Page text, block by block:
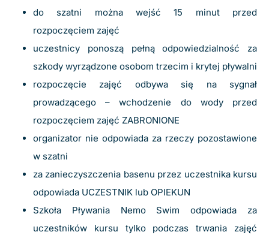
do szatni można wejść 15 minut przed
rozpoczęciem zajęć
uczestnicy ponoszą pełną odpowiedzialność za
szkody wyrządzone osobom trzecim i krytej pływalni
rozpoczęcie zajęć odbywa się na sygnał
prowadzącego – wchodzenie do wody przed
rozpoczęciem zajęć ZABRONIONE
organizator nie odpowiada za rzeczy pozostawione
w szatni
za zanieczyszczenia basenu przez uczestnika kursu
odpowiada UCZESTNIK lub OPIEKUN
Szkoła Pływania Nemo Swim odpowiada za
uczestników kursu tylko podczas trwania zajęć